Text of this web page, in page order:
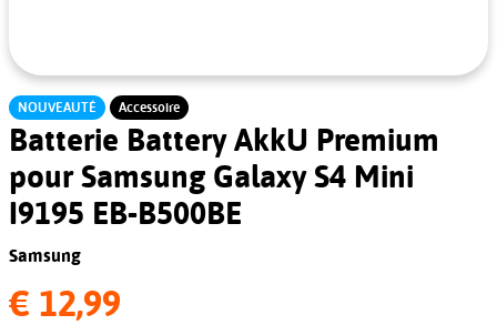
NOUVEAUTÉ Accessoire
Batterie Battery AkkU Premium
pour Samsung Galaxy S4 Mini
I9195 EB-B500BE
Samsung
€ 12,99